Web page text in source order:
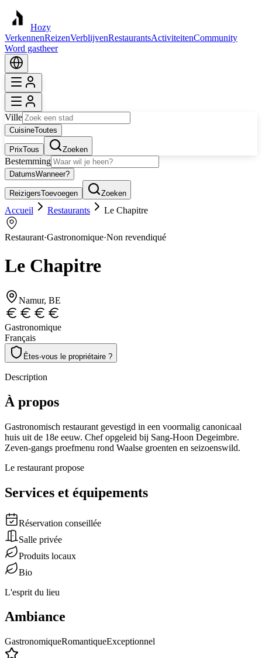
Hozy
VerkennenReizenVerblijvenRestaurantsActiviteitenCommunity
Word gastheer
Ville
CuisineToutes
PrixTous Zoeken
Bestemming
DatumsWanneer?
ReizigersToevoegen Zoeken
Accueil Restaurants Le Chapitre
Restaurant·Gastronomique·Non revendiqué
Le Chapitre
Namur, BE
Gastronomique
Français
Êtes-vous le propriétaire ?
Description
À propos
Gastronomisch restaurant gevestigd in een voormalig canonicaal
huis uit de 18e eeuw. Chef opgeleid bij Sang-Hoon Degeimbre.
Zeven-gangs proefmenu rond Waalse groenten en seizoenswild.
Le restaurant propose
Services et équipements
Réservation conseillée
Salle privée
Produits locaux
Bio
L'esprit du lieu
Ambiance
GastronomiqueRomantiqueExceptionnel